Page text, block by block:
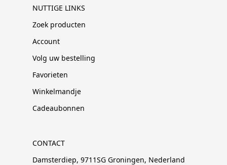
NUTTIGE LINKS
Zoek producten
Account
Volg uw bestelling
Favorieten
Winkelmandje
Cadeaubonnen
CONTACT
Damsterdiep, 9711SG Groningen, Nederland